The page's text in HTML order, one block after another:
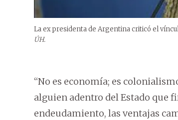
La ex presidenta de Argentina criticó el
ÚH.
“No es economía; es
alguien adentro del Estado que
endeudamiento, las ventajas